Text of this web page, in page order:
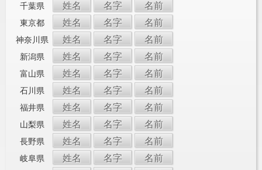
千葉県 姓名 名字 名前
東京都 姓名 名字 名前
神奈川県 姓名 名字 名前
新潟県 姓名 名字 名前
富山県 姓名 名字 名前
石川県 姓名 名字 名前
福井県 姓名 名字 名前
山梨県 姓名 名字 名前
長野県 姓名 名字 名前
岐阜県 姓名 名字 名前